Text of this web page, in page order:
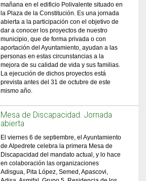
mañana en el edificio Polivalente situado en
la Plaza de la Constitución. Es una jornada
abierta a la participación con el objetivo de
dar a conocer los proyectos de nuestro
municipio, que de forma privada o con
aportación del Ayuntamiento, ayudan a las
personas en estas circunstancias a la
mejora de su calidad de vida y sus familias.
La ejecución de dichos proyectos está
prevista antes del 31 de octubre de este
mismo año.
Mesa de Discapacidad. Jornada
abierta
El viernes 6 de septiembre, el Ayuntamiento
de Alpedrete celebra la primera Mesa de
Discapacidad del mandato actual, y lo hace
en colaboración las organizaciones
Adisgua, Pita López, Semed, Apascovi,